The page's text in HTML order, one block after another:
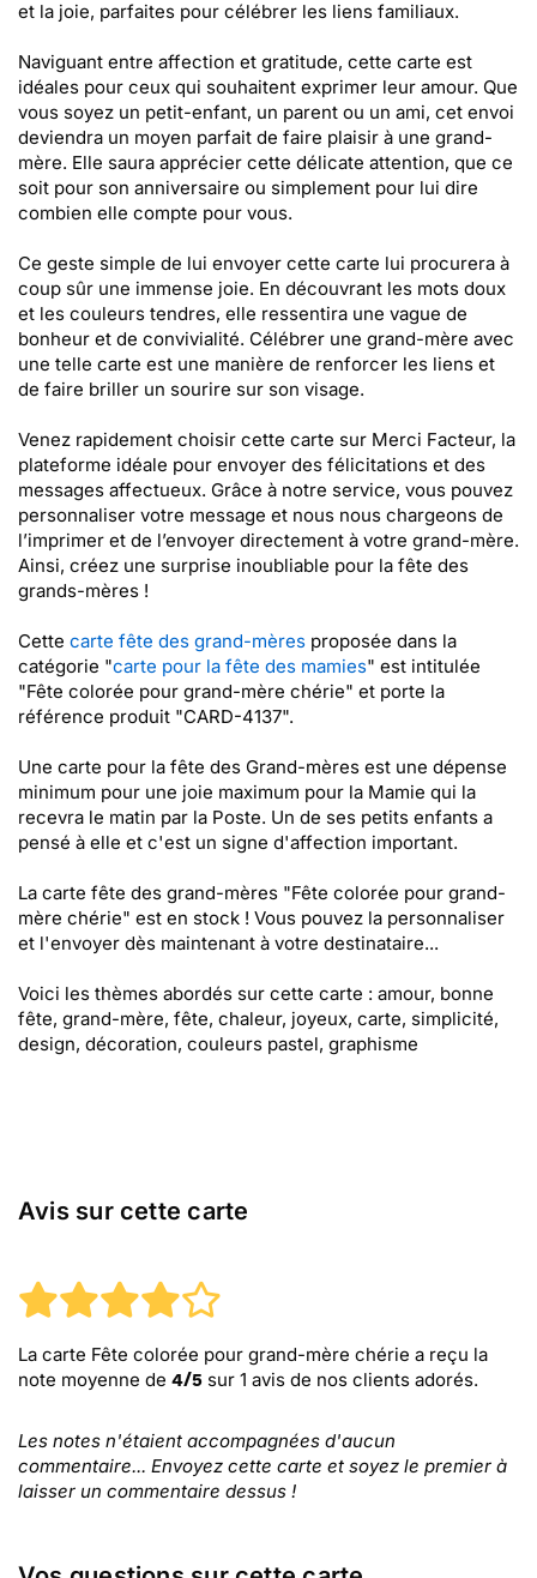
et la joie, parfaites pour célébrer les liens familiaux.
Naviguant entre affection et gratitude, cette carte est
idéales pour ceux qui souhaitent exprimer leur amour. Que
vous soyez un petit-enfant, un parent ou un ami, cet envoi
deviendra un moyen parfait de faire plaisir à une grand-
mère. Elle saura apprécier cette délicate attention, que ce
soit pour son anniversaire ou simplement pour lui dire
combien elle compte pour vous.
Ce geste simple de lui envoyer cette carte lui procurera à
coup sûr une immense joie. En découvrant les mots doux
et les couleurs tendres, elle ressentira une vague de
bonheur et de convivialité. Célébrer une grand-mère avec
une telle carte est une manière de renforcer les liens et
de faire briller un sourire sur son visage.
Venez rapidement choisir cette carte sur Merci Facteur, la
plateforme idéale pour envoyer des félicitations et des
messages affectueux. Grâce à notre service, vous pouvez
personnaliser votre message et nous nous chargeons de
l’imprimer et de l’envoyer directement à votre grand-mère.
Ainsi, créez une surprise inoubliable pour la fête des
grands-mères !
Cette carte fête des grand-mères proposée dans la
catégorie "carte pour la fête des mamies" est intitulée
"Fête colorée pour grand-mère chérie" et porte la
référence produit "CARD-4137".
Une carte pour la fête des Grand-mères est une dépense
minimum pour une joie maximum pour la Mamie qui la
recevra le matin par la Poste. Un de ses petits enfants a
pensé à elle et c'est un signe d'affection important.
La carte fête des grand-mères "Fête colorée pour grand-
mère chérie" est en stock ! Vous pouvez la personnaliser
et l'envoyer dès maintenant à votre destinataire...
Voici les thèmes abordés sur cette carte : amour, bonne
fête, grand-mère, fête, chaleur, joyeux, carte, simplicité,
design, décoration, couleurs pastel, graphisme
Avis sur cette carte
La carte Fête colorée pour grand-mère chérie a reçu la
note moyenne de 4/5 sur 1 avis de nos clients adorés.
Les notes n'étaient accompagnées d'aucun
commentaire... Envoyez cette carte et soyez le premier à
laisser un commentaire dessus !